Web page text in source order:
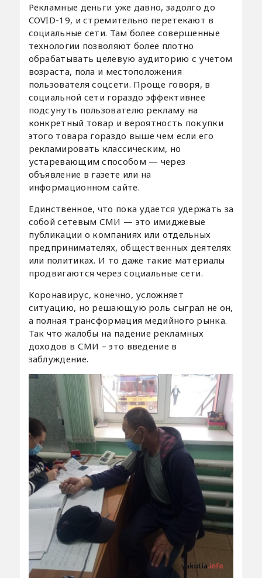
Рекламные деньги уже давно, задолго до
COVID-19, и стремительно перетекают в
социальные сети. Там более совершенные
технологии позволяют более плотно
обрабатывать целевую аудиторию с учетом
возраста, пола и местоположения
пользователя соцсети. Проще говоря, в
социальной сети гораздо эффективнее
подсунуть пользователю рекламу на
конкретный товар и вероятность покупки
этого товара гораздо выше чем если его
рекламировать классическим, но
устаревающим способом — через
объявление в газете или на
информационном сайте.
Единственное, что пока удается удержать за
собой сетевым СМИ — это имиджевые
публикации о компаниях или отдельных
предпринимателях, общественных деятелях
или политиках. И то даже такие материалы
продвигаются через социальные сети.
Коронавирус, конечно, усложняет
ситуацию, но решающую роль сыграл не он,
а полная трансформация медийного рынка.
Так что жалобы на падение рекламных
доходов в СМИ – это введение в
заблуждение.